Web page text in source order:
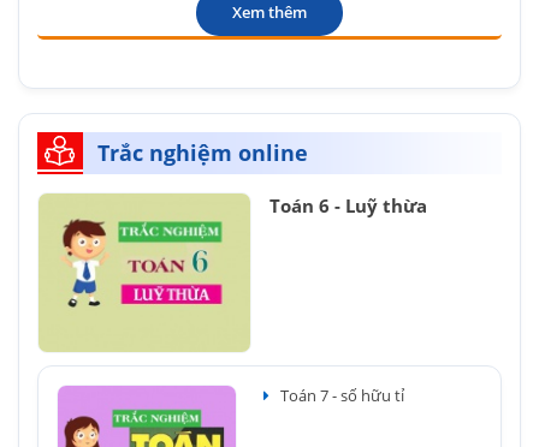
Xem thêm
Trắc nghiệm online
Toán 6 - Luỹ thừa
Toán 7 - số hữu tỉ